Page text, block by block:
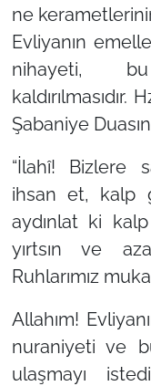
ne
Evliyanın
nihayeti,
Şabaniye
“İlahî! Bizlere
ihsan et, kalp
aydınlat ki
yırtsın ve
Ruhlarımız
Allahım!
nuraniyeti ve
ulaşmayı